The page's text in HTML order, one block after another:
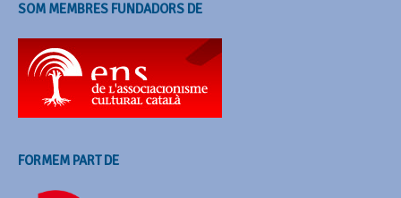
SOM MEMBRES FUNDADORS DE
FORMEM PART DE